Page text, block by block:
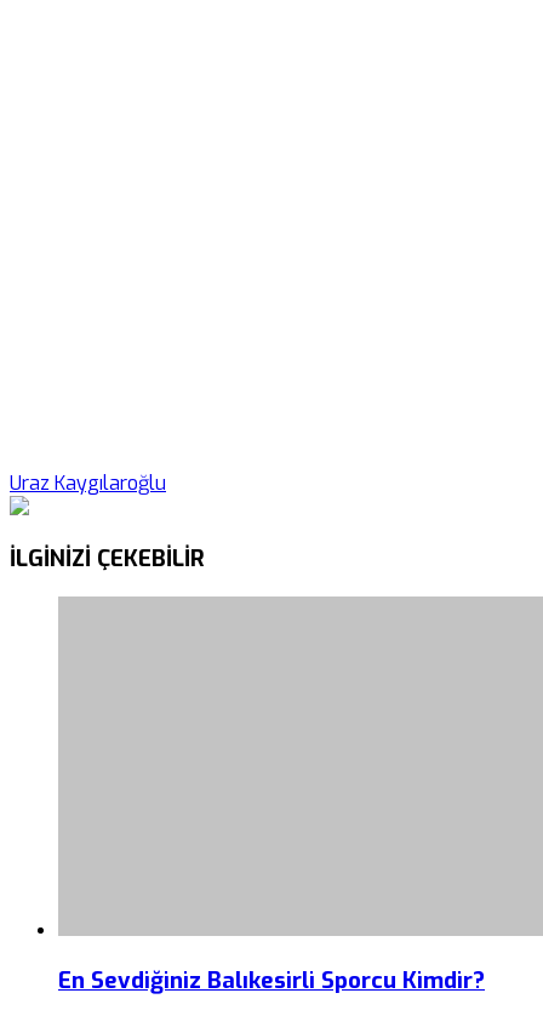
Uraz Kaygılaroğlu
İLGİNİZİ ÇEKEBİLİR
En Sevdiğiniz Balıkesirli Sporcu Kimdir?